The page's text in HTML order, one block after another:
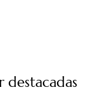
destacadas